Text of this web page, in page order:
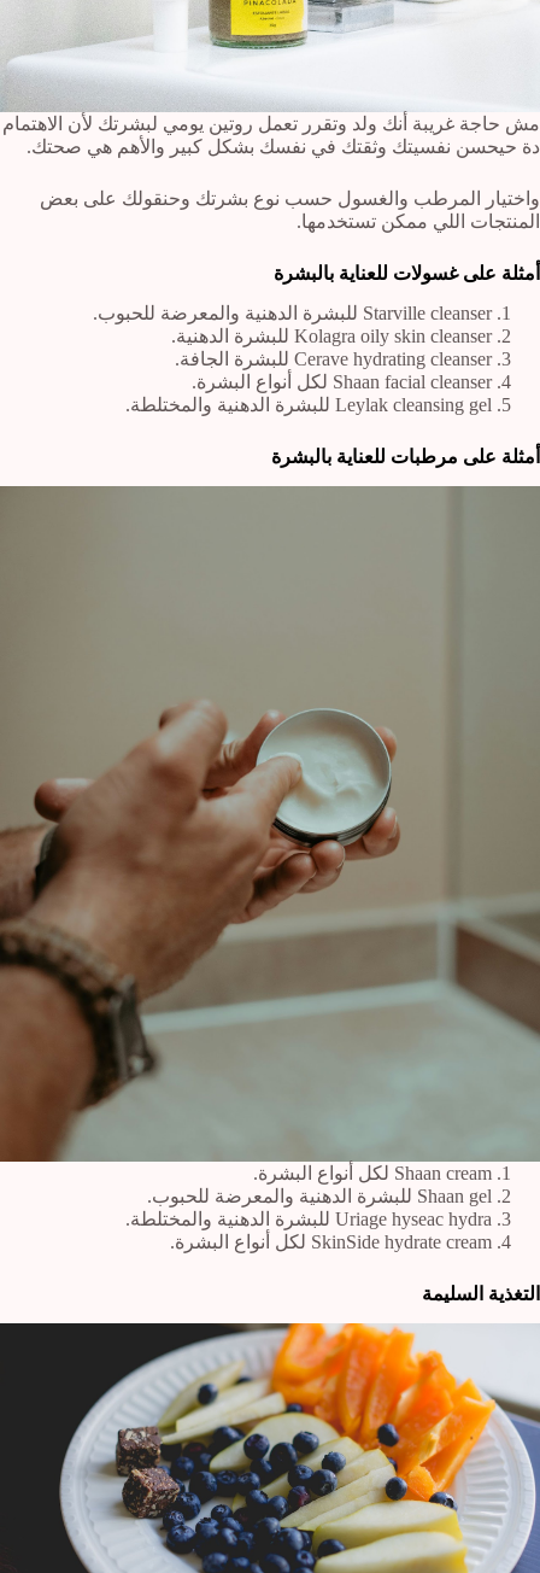
مش حاجة غريبة أنك ولد وتقرر تعمل روتين يومي لبشرتك لأن الاهتمام
دة حيحسن نفسيتك وثقتك في نفسك بشكل كبير والأهم هي صحتك.
واختيار المرطب والغسول حسب نوع بشرتك وحنقولك على بعض
المنتجات اللي ممكن تستخدمها.
أمثلة على غسولات للعناية بالبشرة
Starville cleanser للبشرة الدهنية والمعرضة للحبوب.
Kolagra oily skin cleanser للبشرة الدهنية.
Cerave hydrating cleanser للبشرة الجافة.
Shaan facial cleanser لكل أنواع البشرة.
Leylak cleansing gel للبشرة الدهنية والمختلطة.
أمثلة على مرطبات للعناية بالبشرة
Shaan cream لكل أنواع البشرة.
Shaan gel للبشرة الدهنية والمعرضة للحبوب.
Uriage hyseac hydra للبشرة الدهنية والمختلطة.
SkinSide hydrate cream لكل أنواع البشرة.
التغذية السليمة